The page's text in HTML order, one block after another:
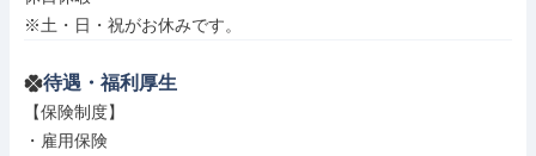
※土・日・祝がお休みです。
待遇・福利厚生
【保険制度】
・雇用保険